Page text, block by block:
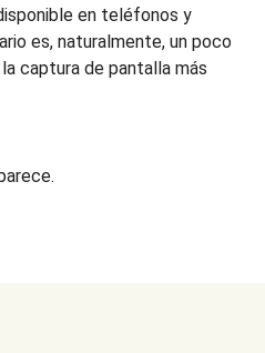
en teléfonos y
es, naturalmente, un poco
captura de pantalla más